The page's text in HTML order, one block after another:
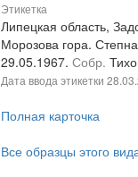
Этикетка
Липецкая область,
Морозова гора.
29.05.1967. Собр.
Дата ввода этикетки
Полная карточка
Все образцы этого